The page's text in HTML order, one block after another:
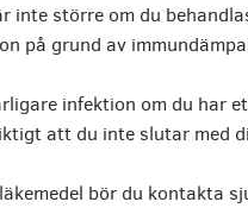
inte större om du
på grund av
infektion om du har
att du inte slutar med
bör du kontakta